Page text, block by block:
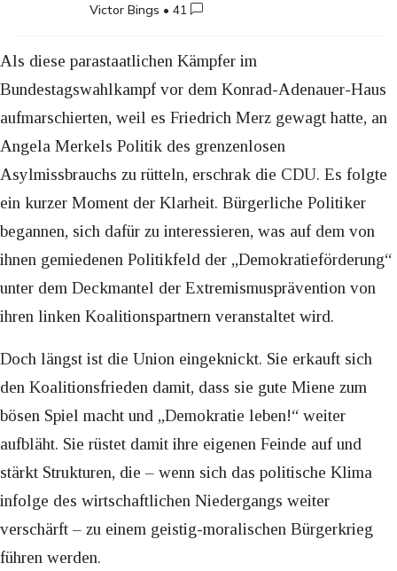
Victor Bings •41
Als diese parastaatlichen Kämpfer im
Bundestagswahlkampf vor dem Konrad-Adenauer-Haus
aufmarschierten, weil es Friedrich Merz gewagt hatte, an
Angela Merkels Politik des grenzenlosen
Asylmissbrauchs zu rütteln, erschrak die CDU. Es folgte
ein kurzer Moment der Klarheit. Bürgerliche Politiker
begannen, sich dafür zu interessieren, was auf dem von
ihnen gemiedenen Politikfeld der „Demokratieförderung“
unter dem Deckmantel der Extremismusprävention von
ihren linken Koalitionspartnern veranstaltet wird.
Doch längst ist die Union eingeknickt. Sie erkauft sich
den Koalitionsfrieden damit, dass sie gute Miene zum
bösen Spiel macht und „Demokratie leben!“ weiter
aufbläht. Sie rüstet damit ihre eigenen Feinde auf und
stärkt Strukturen, die – wenn sich das politische Klima
infolge des wirtschaftlichen Niedergangs weiter
verschärft – zu einem geistig-moralischen Bürgerkrieg
führen werden.